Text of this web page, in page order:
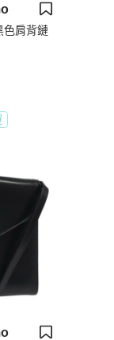
肩背鏈